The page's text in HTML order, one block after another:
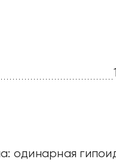
одинарная